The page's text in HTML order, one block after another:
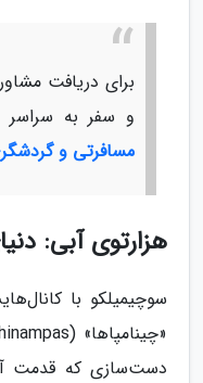
برای دریافت
و سفر به سراسر
مسافرتی و
هزارتوی آبی:
دست‌سازی که قدمت